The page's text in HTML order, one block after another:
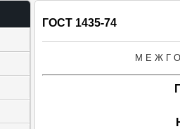
ГОСТ 1435-74
М Е Ж Г